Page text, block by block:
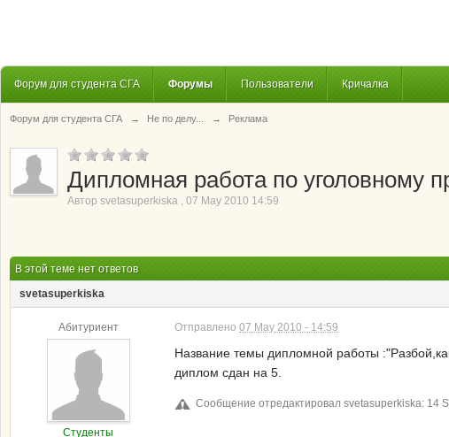
Форум для студента СГА Форумы Пользователи Кричалка
Форум для студента СГА → Не по делу... → Реклама
Дипломная работа по уголовному
Автор svetasuperkiska , 07 May 2010 14:59
В этой теме нет ответов
svetasuperkiska
Абитуриент
Студенты
Отправлено 07 May 2010 - 14:59
Название темы дипломной работы
диплом сдан на 5.
Сообщение отредактировал svetasuperkiska: 14